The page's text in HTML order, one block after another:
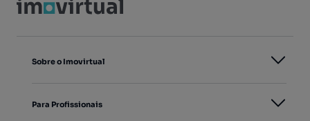
Sobre o Imovirtual
Para Profissionais